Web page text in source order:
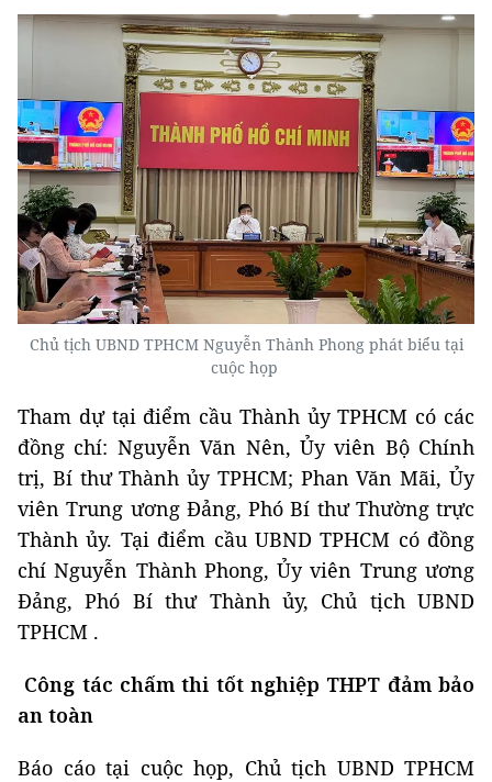
Chủ tịch UBND TPHCM Nguyễn Thành Phong phát biểu tại
cuộc họp ​
Tham dự tại điểm cầu Thành ủy TPHCM có các
đồng chí: Nguyễn Văn Nên, Ủy viên Bộ Chính
trị, Bí thư Thành ủy TPHCM; Phan Văn Mãi, Ủy
viên Trung ương Đảng, Phó Bí thư Thường trực
Thành ủy. Tại điểm cầu UBND TPHCM có đồng
chí Nguyễn Thành Phong, Ủy viên Trung ương
Đảng, Phó Bí thư Thành ủy, Chủ tịch UBND
TPHCM .
Công tác chấm thi tốt nghiệp THPT đảm bảo
an toàn
Báo cáo tại cuộc họp, Chủ tịch UBND TPHCM